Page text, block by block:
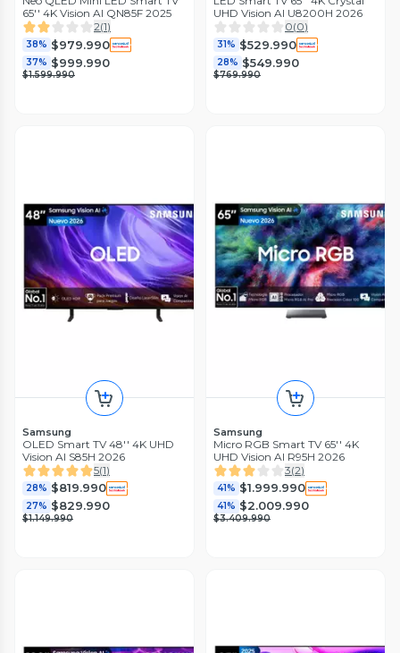
65'' 4K Vision AI QN85F 2025
2(1)
38% $979.990
37% $999.990
$1.599.990
UHD Vision AI U8200H 2026
0(0)
31% $529.990
28% $549.990
$769.990
Samsung
OLED Smart TV 48'' 4K UHD
Vision AI S85H 2026
5(1)
28% $819.990
27% $829.990
$1.149.990
Samsung
Micro RGB Smart TV 65'' 4K
UHD Vision AI R95H 2026
3(2)
41% $1.999.990
41% $2.009.990
$3.409.990